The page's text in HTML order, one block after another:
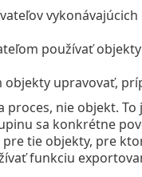
používať
upravovať,
nie objekt.
sa konkrétne
tie objekty, pre
funkciu